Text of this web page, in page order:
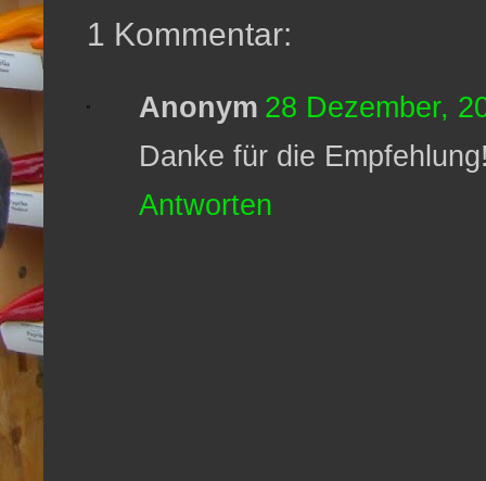
1 Kommentar:
Anonym 28 Dezember,
Danke für die
Antworten